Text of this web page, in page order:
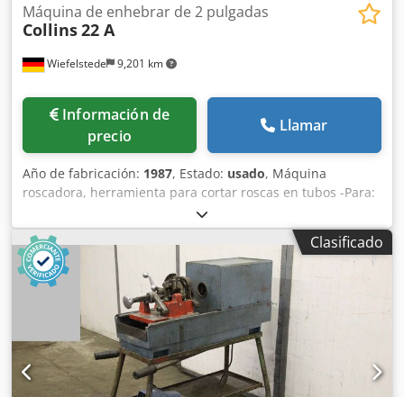
Wiefelstede 9,201 km
Máquina de enhebrar de 2 pulgadas
Collins22 A
Información de
precio
Llamar
Año de fabricación: 1987, Estado: usado, Máquina
roscadora, herramienta para cortar roscas en tubos -Para:
tamaño de tubo máx. 2 pulgadas -Velocidad de giro: RPM -
Interruptor de pedal con: función de parada de
emergencia Crjdpfx Akjficzde Asf -Cortatubos -Refrentador
interior -Tensión de funcionamiento: 230 V -Dimensiones:
1200/560/A1250 mm -Peso: 133 kg
Clasificado